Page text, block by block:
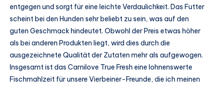
entgegen und sorgt für eine leichte Verdaulichkeit. Das Futter
scheint bei den Hunden sehr beliebt zu sein, was auf den
guten Geschmack hindeutet. Obwohl der Preis etwas höher
als bei anderen Produkten liegt, wird dies durch die
ausgezeichnete Qualität der Zutaten mehr als aufgewogen.
Insgesamt ist das Carnilove True Fresh eine lohnenswerte
Fischmahlzeit für unsere Vierbeiner-Freunde, die ich meinen